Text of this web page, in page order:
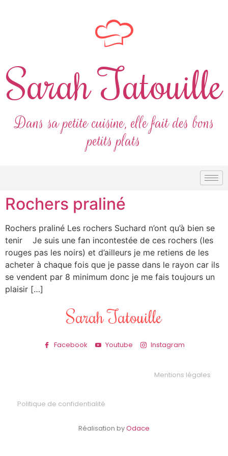
Sarah Tatouille
Dans sa petite cuisine, elle fait des bons
petits plats
Rochers praliné
Rochers praliné Les rochers Suchard n’ont qu’à bien se
tenir Je suis une fan incontestée de ces rochers (les
rouges pas les noirs) et d’ailleurs je me retiens de les
acheter à chaque fois que je passe dans le rayon car ils
se vendent par 8 minimum donc je me fais toujours un
plaisir […]
Sarah Tatouille
Facebook Youtube Instagram
Mentions légales
Politique de confidentialité
Réalisation byOdace